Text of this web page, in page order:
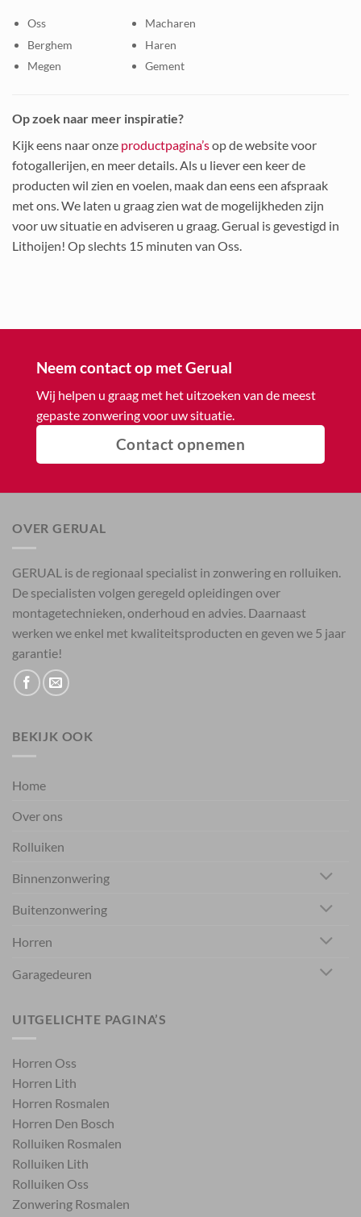
Oss
Berghem
Megen
Macharen
Haren
Gement
Op zoek naar meer inspiratie?
Kijk eens naar onze productpagina’sop de website voor
fotogallerijen, en meer details. Als u liever een keer de
producten wil zien en voelen, maak dan eens een afspraak
met ons. We laten u graag zien wat de mogelijkheden zijn
voor uw situatie en adviseren u graag. Gerual is gevestigd in
Lithoijen! Op slechts 15 minuten van Oss.
Neem contact op met Gerual
Wij helpen u graag met het uitzoeken van de meest
gepaste zonwering voor uw situatie.
Contact opnemen
OVER GERUAL
GERUAL is de regionaal specialist in zonwering en rolluiken.
De specialisten volgen geregeld opleidingen over
montagetechnieken, onderhoud en advies. Daarnaast
werken we enkel met kwaliteitsproducten en geven we 5 jaar
garantie!
BEKIJK OOK
Home
Over ons
Rolluiken
Binnenzonwering
Buitenzonwering
Horren
Garagedeuren
UITGELICHTE PAGINA’S
Horren Oss
Horren Lith
Horren Rosmalen
Horren Den Bosch
Rolluiken Rosmalen
Rolluiken Lith
Rolluiken Oss
Zonwering Rosmalen